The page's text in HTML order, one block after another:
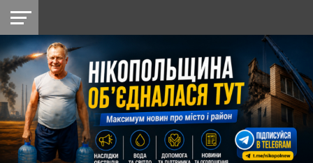
НІКОПОЛЬ
РАЙОН
СІЧЕСЛАВСЬКА
УКРАЇНА
РЕТРО
НІКОПОЛЬ
ЛАЙТ
УКРАЇНА
ДОПОМОГА
РАДІО